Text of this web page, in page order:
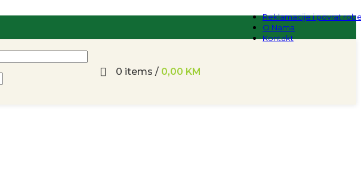
Reklamacije i povrat
O Nama
Kontakt
0 items / 0,00 KM